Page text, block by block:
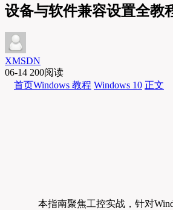
设备与软件兼容设置全教
XMSDN
06-14 200阅读
首页Windows 教程 Windows 10 正文
本指南聚焦工控实战，针对